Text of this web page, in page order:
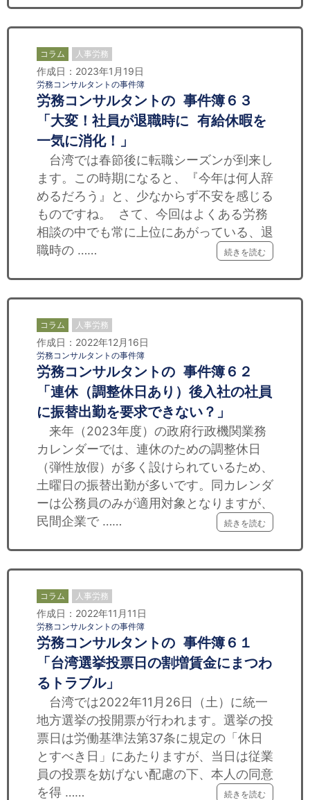
コラム 人事労務
作成日：2023年1月19日
労務コンサルタントの事件簿
労務コンサルタントの 事件簿６３
「大変！社員が退職時に 有給休暇を
一気に消化！」
台湾では春節後に転職シーズンが到来し
ます。この時期になると、『今年は何人辞
めるだろう』と、少なからず不安を感じる
ものですね。 さて、今回はよくある労務
相談の中でも常に上位にあがっている、退
職時の ……
続きを読む
コラム 人事労務
作成日：2022年12月16日
労務コンサルタントの事件簿
労務コンサルタントの 事件簿６２
「連休（調整休日あり）後入社の社員
に振替出勤を要求できない？」
来年（2023年度）の政府行政機関業務
カレンダーでは、連休のための調整休日
（弾性放假）が多く設けられているため、
土曜日の振替出勤が多いです。同カレンダ
ーは公務員のみが適用対象となりますが、
民間企業で ……
続きを読む
コラム 人事労務
作成日：2022年11月11日
労務コンサルタントの事件簿
労務コンサルタントの 事件簿６１
「台湾選挙投票日の割増賃金にまつわ
るトラブル」
台湾では2022年11月26日（土）に統一
地方選挙の投開票が行われます。選挙の投
票日は労働基準法第37条に規定の「休日
とすべき日」にあたりますが、当日は従業
員の投票を妨げない配慮の下、本人の同意
を得 ……
続きを読む